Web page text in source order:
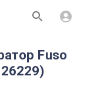
Fuso